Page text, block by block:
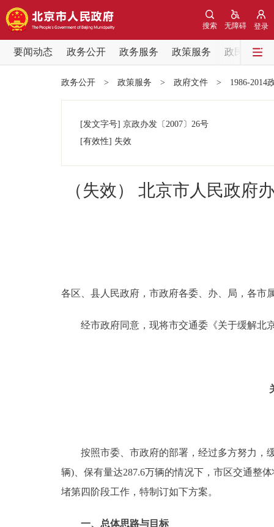
登录
无障碍
搜索
要闻动态 政务公开 政务服务 政策服务
政民互动
党中央精神
政务公开
政民互动
政务公开 > 政策服务 > 政府文件 > 1986-2014
[发文字号] 京政办发 〔2007〕 26号
[有效性] 失效
（失效） 北京市人民政府
各区、县人民政府，市政府各委、办、局，各市
经市政府同意，现将市交通委《关于缓解北
按照市委、市政府的部署，经过多方努力，缓
辆)、保有量达287.6万辆的情况下，市区交通整
堵第四阶段工作，特制订如下方案。
一、总体思路与目标